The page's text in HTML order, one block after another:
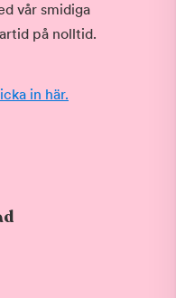
vår smidiga
på nolltid.
in här.